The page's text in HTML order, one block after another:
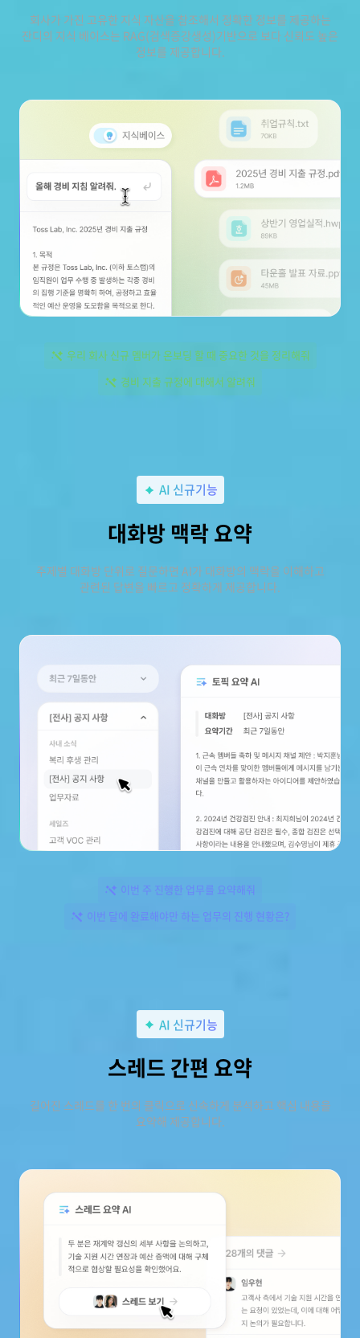
회사가 가진 고유한 지식 자산을 참조해서 정확한 정보를 제공하는
잔디의 지식 베이스는 RAG(검색증강생성)기반으로 보다 신뢰도 높은
정보를 제공합니다.
우리 회사 신규 멤버가 온보딩 할 때 중요한 것을 정리해줘
경비 지출 규정에 대해서 알려줘
AI 신규기능
대화방 맥락 요약
주제별 대화방 단위로 질문하면 AI가 대화방의 맥락을 이해하고
관련된 답변을 빠르고 정확하게 제공합니다.
이번 주 진행한 업무를 요약해줘
이번 달에 완료해야만 하는 업무의 진행 현황은?
AI 신규기능
스레드 간편 요약
길어진 스레드를 한 번의 클릭으로 신속하게 분석하고 핵심 내용을
요약해 제공합니다.